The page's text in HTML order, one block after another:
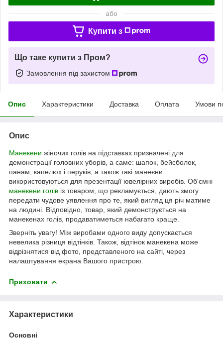
або
Купити з
Що таке купити з Пром?
Замовлення під захистом
Опис Характеристики Доставка Оплата Умови
Опис
Манекени жіночих голів на підставках призначені для
демонстрації головних уборів, а саме: шапок, бейсболок,
панам, капелюх і перуків, а також такі манеєни
використовуються для презентації ювелірних виробів. Об'ємні
манекени голів із товаром, що рекламується, дають змогу
передати чудове уявлення про те, який вигляд ця річ матиме
на людині. Відповідно, товар, який демонструється на
манекенах голів, продаватиметься набагато краще.
Зверніть увагу! Між виробами одного виду допускається
невелика різниця відтінків. Також, відтінок манекена може
відрізнятися від фото, представленого на сайті, через
налаштування екрана Вашого пристрою.
Приховати
Характеристики
Основні